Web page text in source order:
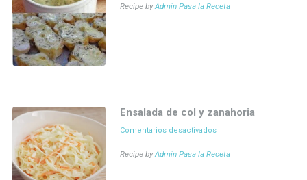
Recipe byAdmin Pasa la Receta
Ensalada de col y zanahoria
Comentarios desactivadosen Ensalada de col y
Recipe byAdmin Pasa la Receta